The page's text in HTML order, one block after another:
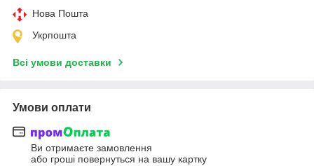
Нова Пошта
Укрпошта
Всі умови доставки
Умови оплати
Ви отримаєте замовлення
або гроші повернуться на вашу картку